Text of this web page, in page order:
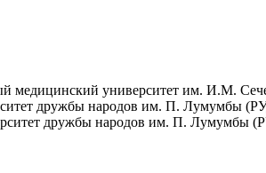
медицинский университет им. И.М.
дружбы народов им. П. Лумумбы
дружбы народов им. П. Лумумбы